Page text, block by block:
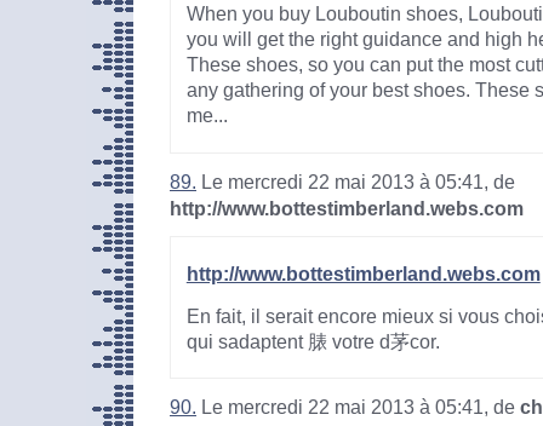
When you buy Louboutin shoes,
you will get the right guidance and high
These shoes, so you can put the most
any gathering of your best shoes. These
me...
89. Le mercredi 22 mai 2013 à 05:41, de
http://www.bottestimberland.webs.com
http://www.bottestimberland.webs.com
En fait, il serait encore mieux si vous
qui sadaptent 脿 votre d茅cor.
90. Le mercredi 22 mai 2013 à 05:41, de